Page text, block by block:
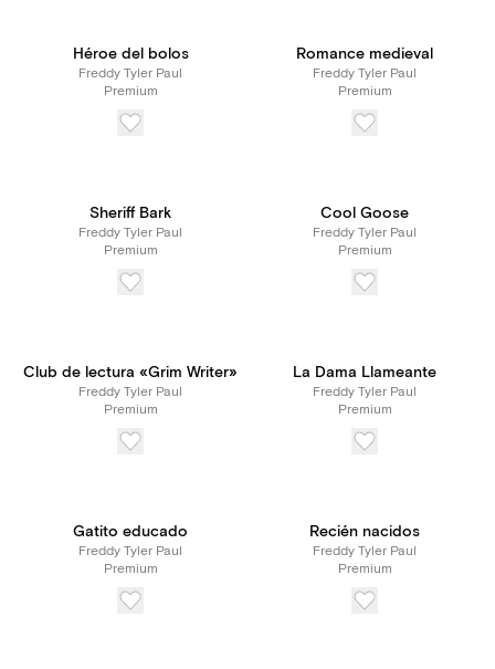
Héroe del bolos
Freddy Tyler Paul
Premium
Romance medieval
Freddy Tyler Paul
Premium
Sheriff Bark
Freddy Tyler Paul
Premium
Cool Goose
Freddy Tyler Paul
Premium
Club de lectura «Grim Writer»
Freddy Tyler Paul
Premium
La Dama Llameante
Freddy Tyler Paul
Premium
Gatito educado
Freddy Tyler Paul
Premium
Recién nacidos
Freddy Tyler Paul
Premium